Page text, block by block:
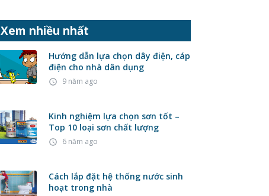
Xem nhiều nhất
Hướng dẫn lựa chọn dây điện, cáp
điện cho nhà dân dụng
access_time 9 năm ago
Kinh nghiệm lựa chọn sơn tốt –
Top 10 loại sơn chất lượng
access_time 6 năm ago
Cách lắp đặt hệ thống nước sinh
hoạt trong nhà